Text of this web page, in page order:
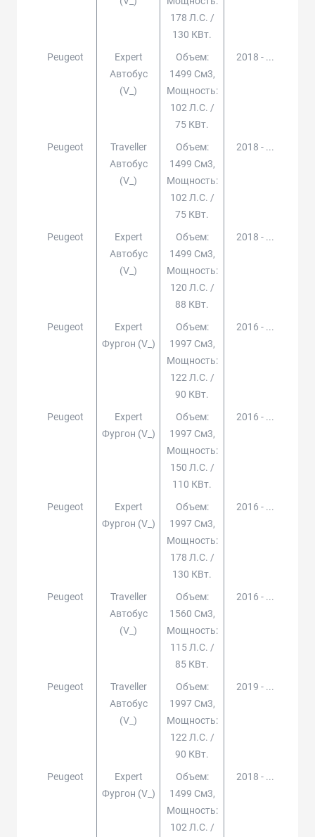
178 Л.с. /
130 КВт.
Peugeot
Expert
Автобус
(v_)
Объем:
1499 См3,
Мощность:
102 Л.с. /
75 КВт.
2018 - ...
Peugeot
Traveller
Автобус
(v_)
Объем:
1499 См3,
Мощность:
102 Л.с. /
75 КВт.
2018 - ...
Peugeot
Expert
Автобус
(v_)
Объем:
1499 См3,
Мощность:
120 Л.с. /
88 КВт.
2018 - ...
Peugeot
Expert
Фургон (v_)
Объем:
1997 См3,
Мощность:
122 Л.с. /
90 КВт.
2016 - ...
Peugeot
Expert
Фургон (v_)
Объем:
1997 См3,
Мощность:
150 Л.с. /
110 КВт.
2016 - ...
Peugeot
Expert
Фургон (v_)
Объем:
1997 См3,
Мощность:
178 Л.с. /
130 КВт.
2016 - ...
Peugeot
Traveller
Автобус
(v_)
Объем:
1560 См3,
Мощность:
115 Л.с. /
85 КВт.
2016 - ...
Peugeot
Traveller
Автобус
(v_)
Объем:
1997 См3,
Мощность:
122 Л.с. /
90 КВт.
2019 - ...
Peugeot
Expert
Фургон (v_)
Объем:
1499 См3,
Мощность:
102 Л.с. /
2018 - ...